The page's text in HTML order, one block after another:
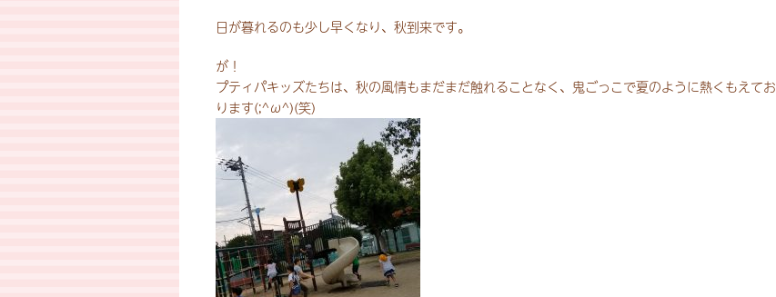
日が暮れるのも少し早くなり、秋到来です。
が！
プティパキッズたちは、秋の風情もまだまだ触れることなく、鬼ごっこで夏のように熱くもえてお
ります(;^ω^)(笑)